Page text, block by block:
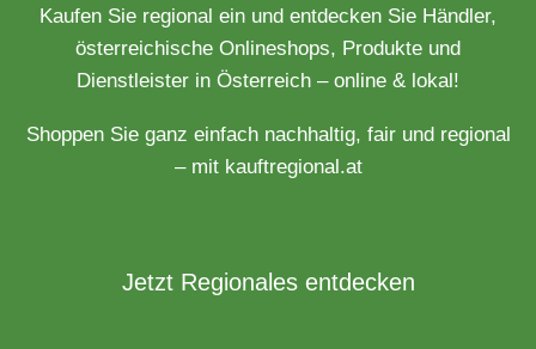
Kaufen Sie regional ein und entdecken Sie Händler,
österreichische Onlineshops, Produkte und
Dienstleister in Österreich – online & lokal!
Shoppen Sie ganz einfach nachhaltig, fair und regional
– mit kauftregional.at
Jetzt Regionales entdecken